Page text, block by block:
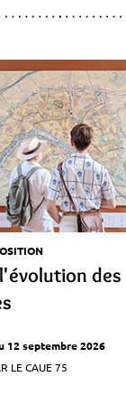
des
12 septembre 2026
LE CAUE 75